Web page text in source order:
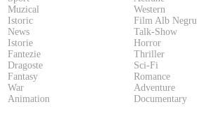
Muzical Western
Istoric Film Alb Negru
News Talk-Show
Istorie Horror
Fantezie Thriller
Dragoste Sci-Fi
Fantasy Romance
War Adventure
Animation Documentary